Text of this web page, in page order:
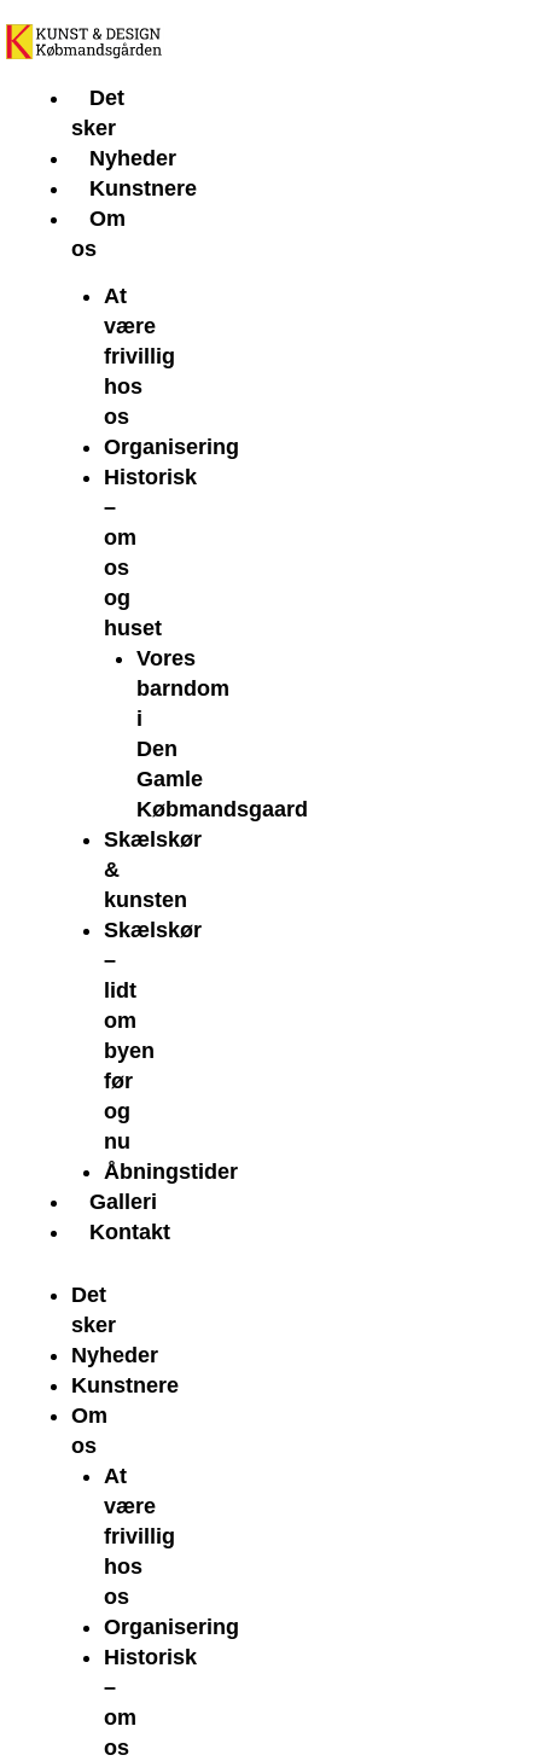
til
Det
sker
Nyheder
Kunstnere
Om
os
At
være
frivillig
hos
os
Organisering
Historisk
–
om
os
og
huset
Vores
barndom
i
Den
Gamle
Købmandsgaard
Skælskør
&
kunsten
Skælskør
–
lidt
om
byen
før
og
nu
Åbningstider
Galleri
Kontakt
Det
sker
Nyheder
Kunstnere
Om
os
At
være
frivillig
hos
os
Organisering
Historisk
–
om
os